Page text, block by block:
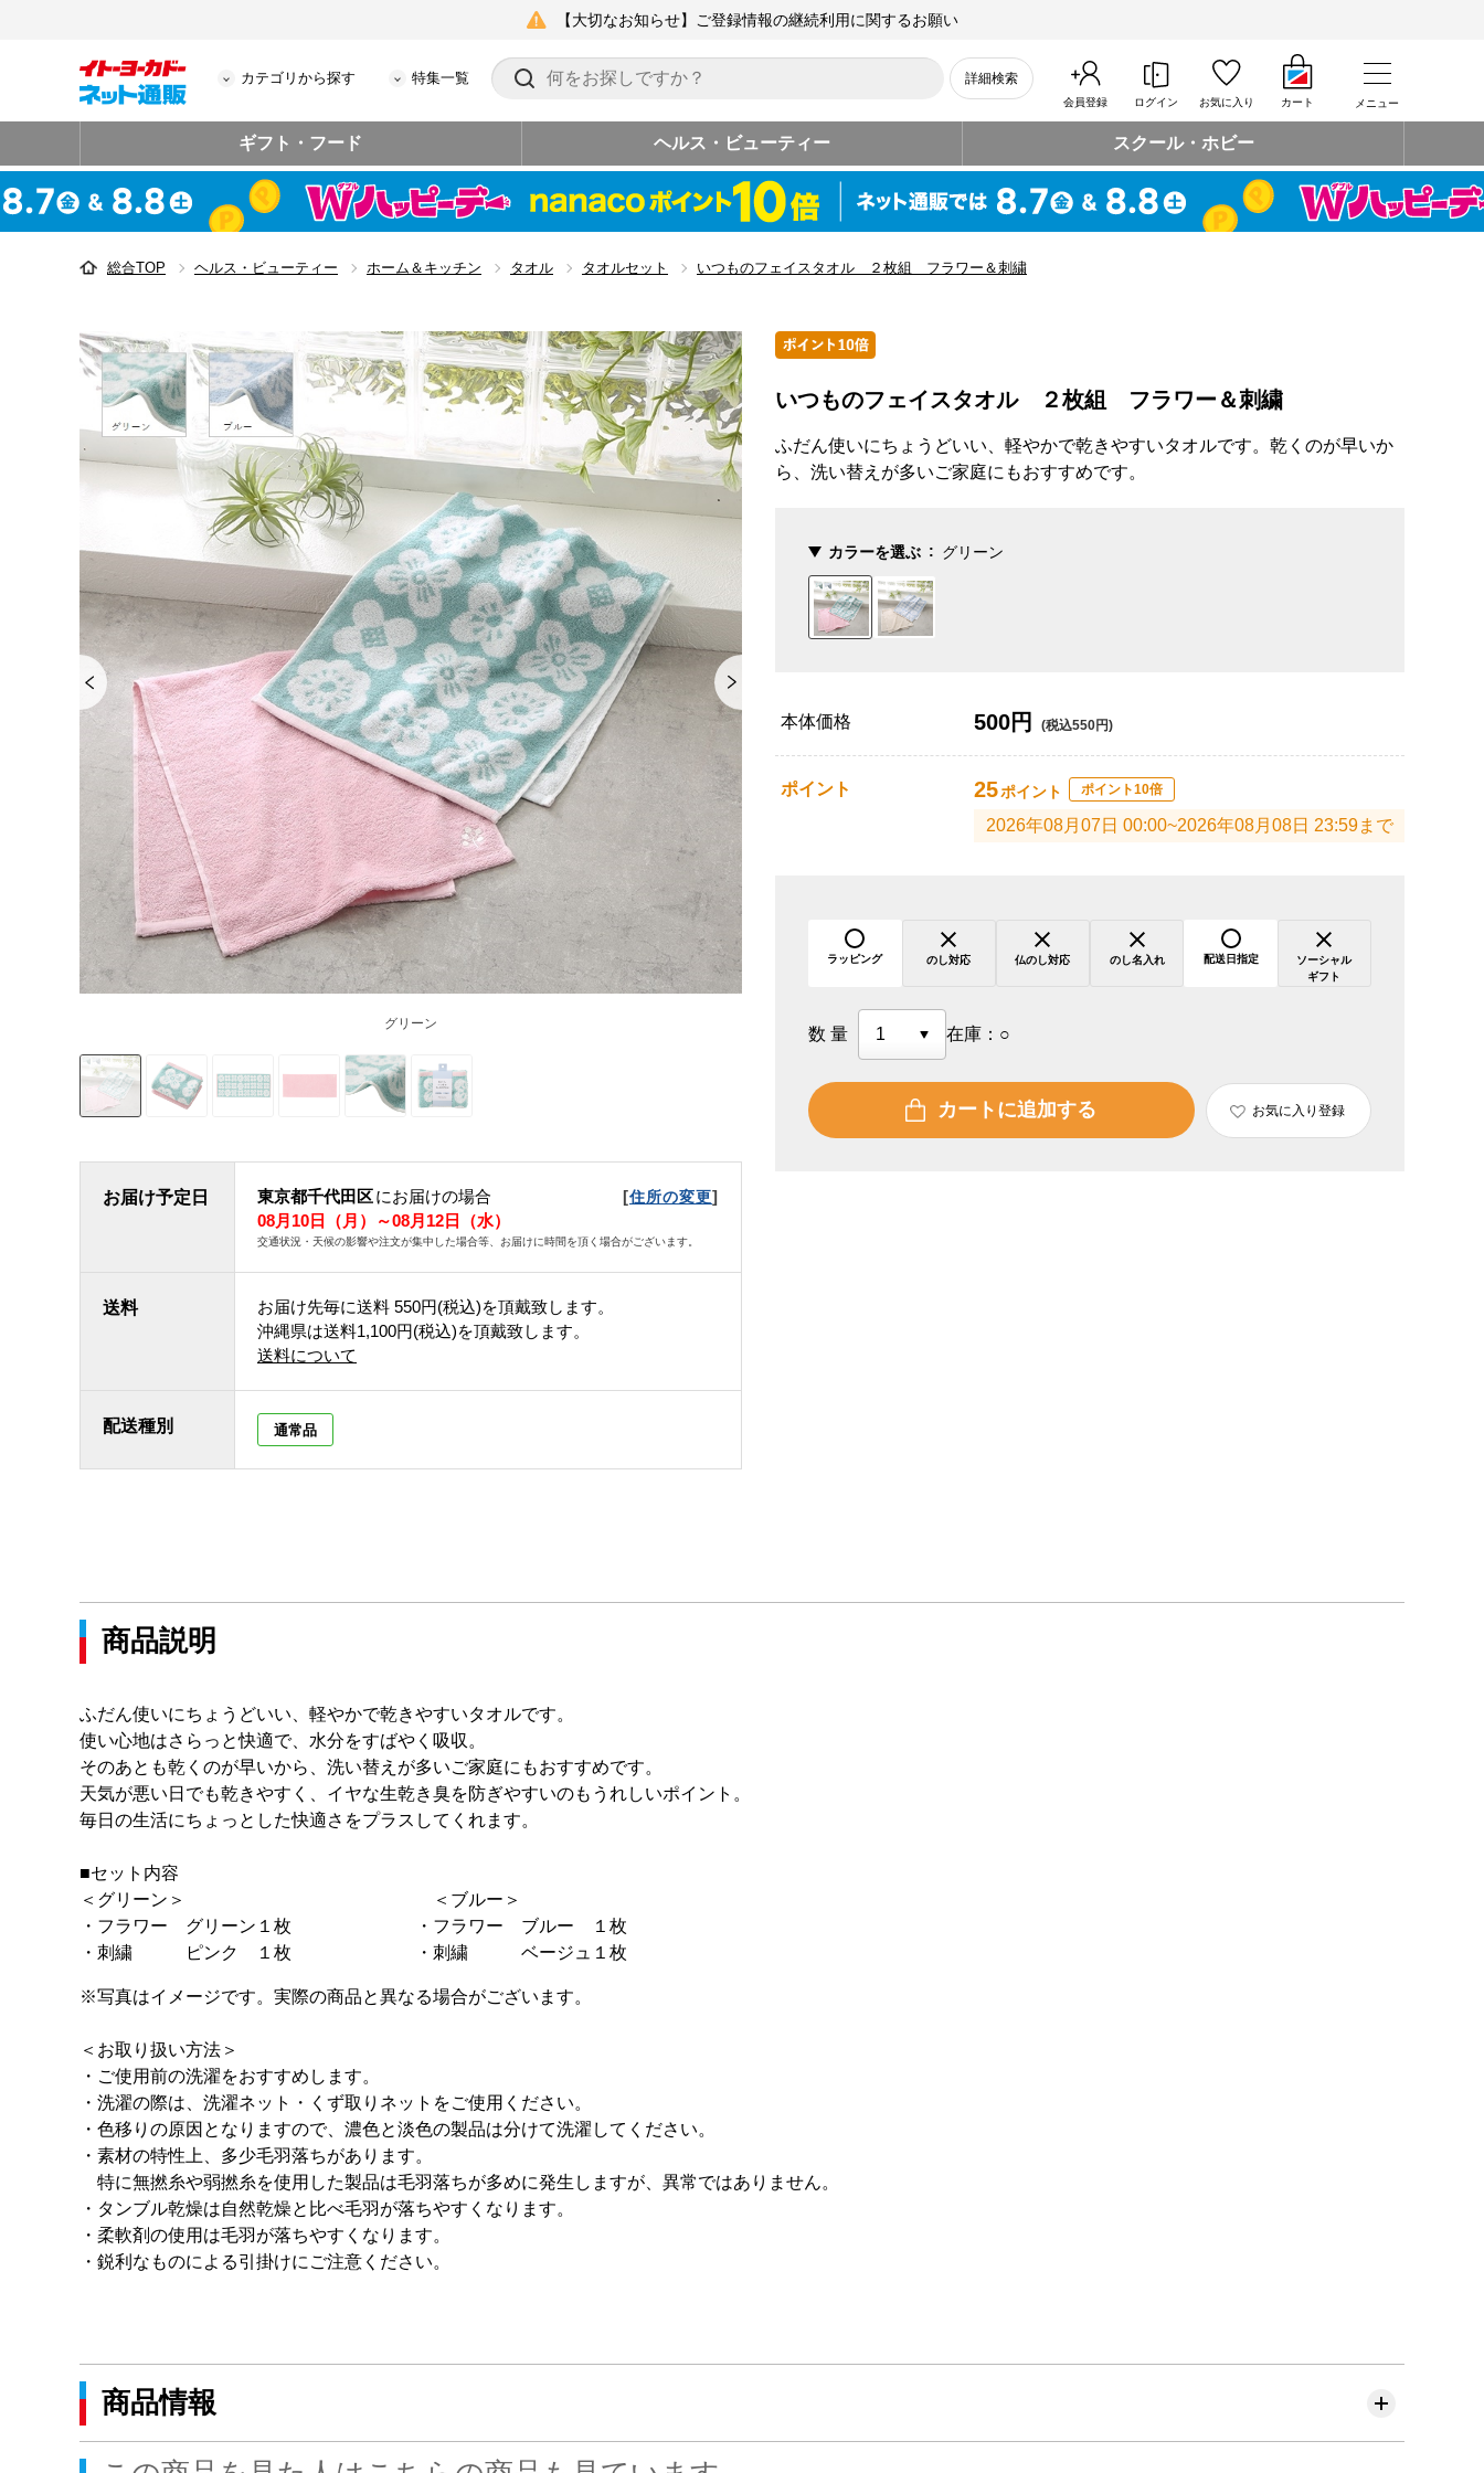
【大切なお知らせ】ご登録情報の継続利用に関するお願い
カテゴリから探す 特集一覧 詳細検索
会員登録 ログイン お気に入り カート メニュー
ギフト・フード ヘルス・ビューティー スクール・ホビー
総合TOP ヘルス・ビューティー ホーム＆キッチン タオル タオルセット いつものフェイスタオル ２枚組 フラワー＆刺繍
グリーン
お届け予定日 東京都千代田区にお届けの場合 [住所の変更]
08月10日（月）～08月12日（水）
交通状況・天候の影響や注文が集中した場合等、お届けに時間を頂く場合がございます。
送料 お届け先毎に送料 550円(税込)を頂戴致します。
沖縄県は送料1,100円(税込)を頂戴致します。
送料について
配送種別 通常品
いつものフェイスタオル ２枚組 フラワー＆刺繍
ふだん使いにちょうどいい、軽やかで乾きやすいタオルです。乾くのが早いか
ら、洗い替えが多いご家庭にもおすすめです。
カラーを選ぶ グリーン
本体価格 500円 (税込550円)
ポイント 25ポイント ポイント10倍
2026年08月07日 00:00~2026年08月08日 23:59まで
ラッピング のし対応 仏のし対応 のし名入れ 配送日指定
ソーシャル
ギフト
数量 在庫： ○
カートに追加する お気に入り登録
商品説明
ふだん使いにちょうどいい、軽やかで乾きやすいタオルです。
使い心地はさらっと快適で、水分をすばやく吸収。
そのあとも乾くのが早いから、洗い替えが多いご家庭にもおすすめです。
天気が悪い日でも乾きやすく、イヤな生乾き臭を防ぎやすいのもうれしいポイント。
毎日の生活にちょっとした快適さをプラスしてくれます。
■セット内容
＜グリーン＞ ＜ブルー＞
・フラワー グリーン１枚 ・フラワー ブルー １枚
・刺繍 ピンク １枚 ・刺繍 ベージュ１枚
※写真はイメージです。実際の商品と異なる場合がございます。
＜お取り扱い方法＞
・ご使用前の洗濯をおすすめします。
・洗濯の際は、洗濯ネット・くず取りネットをご使用ください。
・色移りの原因となりますので、濃色と淡色の製品は分けて洗濯してください。
・素材の特性上、多少毛羽落ちがあります。
特に無撚糸や弱撚糸を使用した製品は毛羽落ちが多めに発生しますが、異常ではありません。
・タンブル乾燥は自然乾燥と比べ毛羽が落ちやすくなります。
・柔軟剤の使用は毛羽が落ちやすくなります。
・鋭利なものによる引掛けにご注意ください。
商品情報